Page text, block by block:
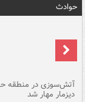
حوادث
آتش‌سوزی در منطقه
دیزمار مهار شد